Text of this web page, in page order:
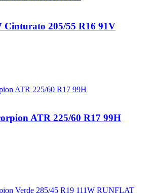
Cinturato 205/55 R16 91V
ATR 225/60 R17 99H